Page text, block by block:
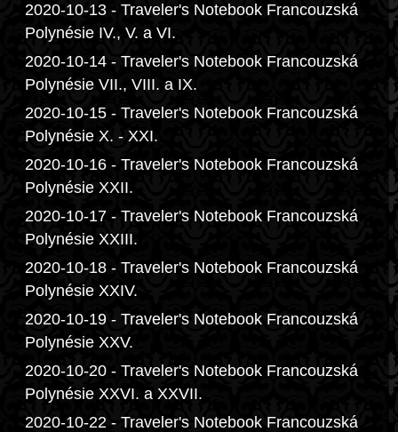
2020-10-13 - Traveler's Notebook Francouzská
Polynésie IV., V. a VI.
2020-10-14 - Traveler's Notebook Francouzská
Polynésie VII., VIII. a IX.
2020-10-15 - Traveler's Notebook Francouzská
Polynésie X. - XXI.
2020-10-16 - Traveler's Notebook Francouzská
Polynésie XXII.
2020-10-17 - Traveler's Notebook Francouzská
Polynésie XXIII.
2020-10-18 - Traveler's Notebook Francouzská
Polynésie XXIV.
2020-10-19 - Traveler's Notebook Francouzská
Polynésie XXV.
2020-10-20 - Traveler's Notebook Francouzská
Polynésie XXVI. a XXVII.
2020-10-22 - Traveler's Notebook Francouzská